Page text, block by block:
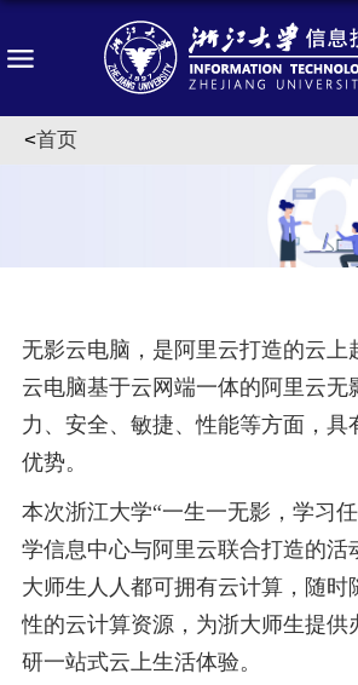
<首页
无影云电脑 ，是阿里云打造的云
云电脑基于云网端一体的阿里云无
力、安全、敏捷、性能等方面，具
优势。
本次浙江大学“一生一无影，学习
学信息中心与阿里云联合打造的活
大师生人人都可拥有云计算，随时
性的云计算资源，为浙大师生提供
研一站式云上生活体验。